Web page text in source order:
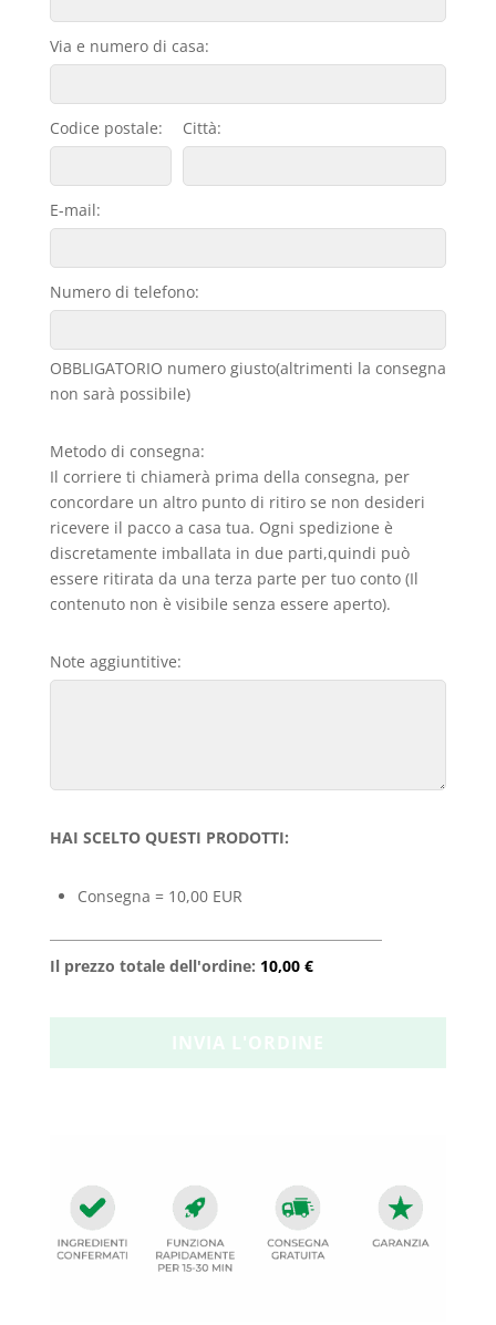
Via e numero di casa:
Codice postale: Città:
E-mail:
Numero di telefono:
OBBLIGATORIO numero giusto(altrimenti la consegna
non sarà possibile)
Metodo di consegna:
Il corriere ti chiamerà prima della consegna, per
concordare un altro punto di ritiro se non desideri
ricevere il pacco a casa tua. Ogni spedizione è
discretamente imballata in due parti,quindi può
essere ritirata da una terza parte per tuo conto (Il
contenuto non è visibile senza essere aperto).
Note aggiuntitive:
HAI SCELTO QUESTI PRODOTTI:
Consegna = 10,00 EUR
Il prezzo totale dell'ordine: 10,00 €